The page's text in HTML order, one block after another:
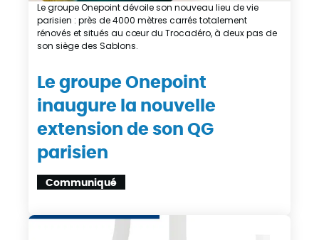
Le groupe Onepoint
inaugure la nouvelle
extension de son QG
parisien
Communiqué
Le groupe Onepoint dévoile son nouveau lieu de vie
parisien : près de 4000 mètres carrés totalement
rénovés et situés au cœur du Trocadéro, à deux pas de
son siège des Sablons.